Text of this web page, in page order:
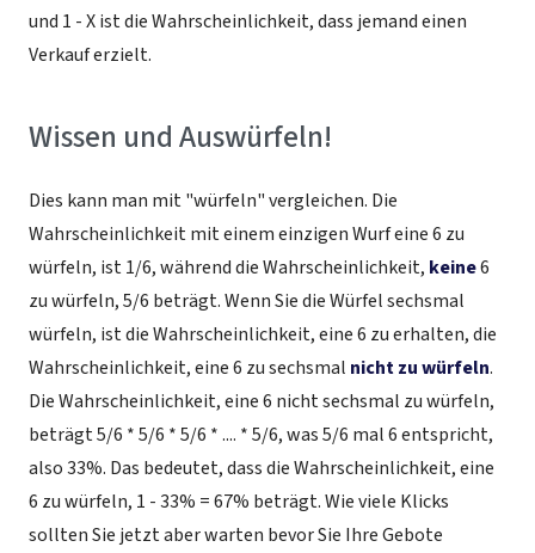
und 1 - X ist die Wahrscheinlichkeit, dass jemand einen
Verkauf erzielt.
Wissen und Auswürfeln!
Dies kann man mit "würfeln" vergleichen. Die
Wahrscheinlichkeit mit einem einzigen Wurf eine 6 zu
würfeln, ist 1/6, während die Wahrscheinlichkeit, keine6
zu würfeln, 5/6 beträgt. Wenn Sie die Würfel sechsmal
würfeln, ist die Wahrscheinlichkeit, eine 6 zu erhalten, die
Wahrscheinlichkeit, eine 6 zu sechsmal nicht zu würfeln.
Die Wahrscheinlichkeit, eine 6 nicht sechsmal zu würfeln,
beträgt 5/6 * 5/6 * 5/6 * .... * 5/6, was 5/6 mal 6 entspricht,
also 33%. Das bedeutet, dass die Wahrscheinlichkeit, eine
6 zu würfeln, 1 - 33% = 67% beträgt. Wie viele Klicks
sollten Sie jetzt aber warten bevor Sie Ihre Gebote